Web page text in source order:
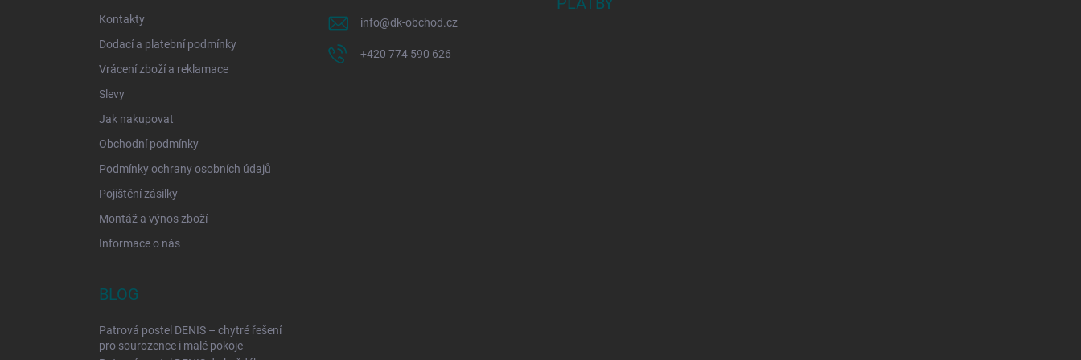
Kontakty
Dodací a platební podmínky
Vrácení zboží a reklamace
Slevy
Jak nakupovat
Obchodní podmínky
Podmínky ochrany osobních údajů
Pojištění zásilky
Montáž a výnos zboží
Informace o nás
info@dk-obchod.cz
+420 774 590 626
BLOG
Patrová postel DENIS – chytré řešení
pro sourozence i malé pokoje